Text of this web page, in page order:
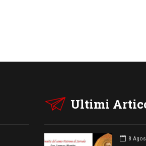
Ultimi
8